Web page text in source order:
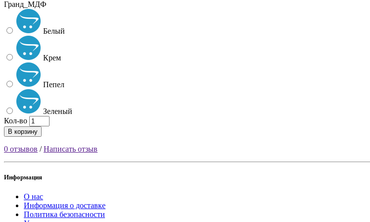
Гранд_МДФ
Белый
Крем
Пепел
Зеленый
Кол-во
В корзину
0 отзывов /Написать отзыв
Информация
О нас
Информация о доставке
Политика безопасности